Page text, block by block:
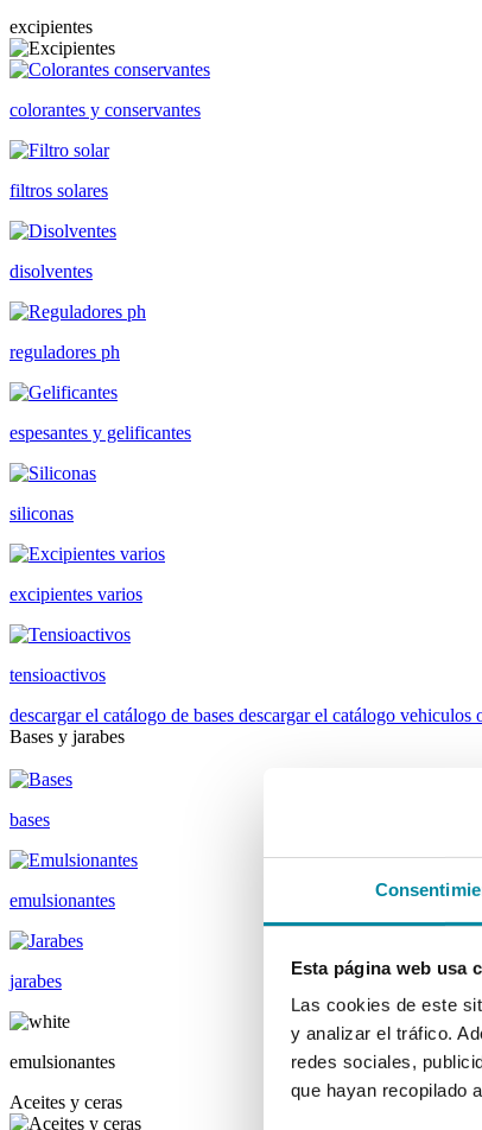
Esta página web usa
Las cookies de este
y analizar el tráfico.
redes sociales,
que hayan recopilado
excipientes
colorantes y conservantes
filtros solares
disolventes
reguladores ph
espesantes y gelificantes
siliconas
excipientes varios
tensioactivos
descargar el catálogo de bases descargar el catálogo vehiculos
Bases y jarabes
bases
emulsionantes
jarabes
emulsionantes
Aceites y ceras